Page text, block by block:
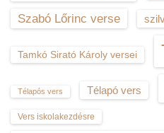
Szabó Lőrinc verse
Tamkó Sirató Károly versei
Télapós vers Télapó vers
Vers iskolakezdésre